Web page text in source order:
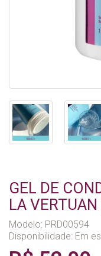
GEL DE
LA
Modelo: PRD00594
Disponibilidade: Em